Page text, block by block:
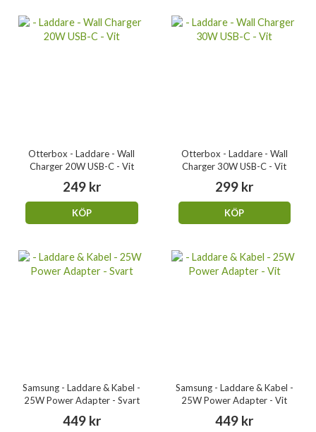
Otterbox - Laddare - Wall
Charger 20W USB-C - Vit
249 kr
KÖP
Otterbox - Laddare - Wall
Charger 30W USB-C - Vit
299 kr
KÖP
Samsung - Laddare & Kabel -
25W Power Adapter - Svart
449 kr
Samsung - Laddare & Kabel -
25W Power Adapter - Vit
449 kr